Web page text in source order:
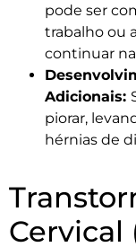
pode ser
trabalho ou
continuar
Adicionais:
piorar,
hérnias de
Cervical